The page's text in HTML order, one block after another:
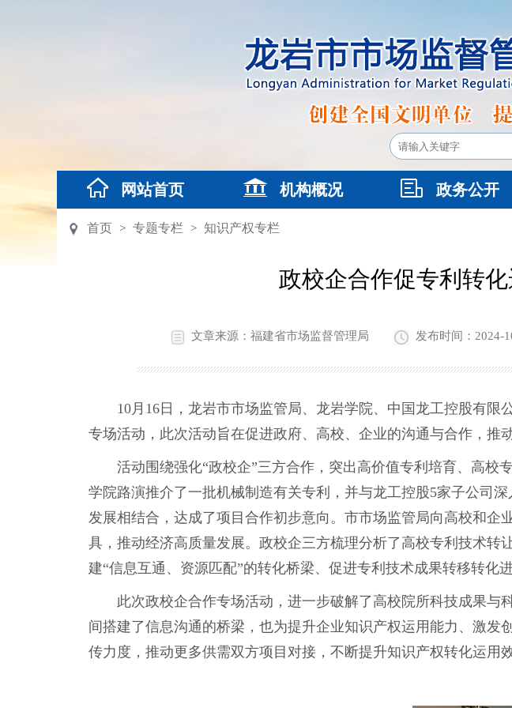
网站首页 机构概况 政务公开
首页 > 专题专栏 > 知识产权专栏
政校企合作促专利转
文章来源：福建省市场监督管理局 发布时间：2024-
10月16日，龙岩市市场监管局、龙岩学院、中国龙工控股有限
专场活动，此次活动旨在促进政府、高校、企业的沟通与合作，推
活动围绕强化“政校企”三方合作，突出高价值专利培育、高校
学院路演推介了一批机械制造有关专利，并与龙工控股5家子公司
发展相结合，达成了项目合作初步意向。市市场监管局向高校和企
具，推动经济高质量发展。政校企三方梳理分析了高校专利技术
建“信息互通、资源匹配”的转化桥梁、促进专利技术成果转移转化
此次政校企合作专场活动，进一步破解了高校院所科技成果与
间搭建了信息沟通的桥梁，也为提升企业知识产权运用能力、激
传力度，推动更多供需双方项目对接，不断提升知识产权转化运用